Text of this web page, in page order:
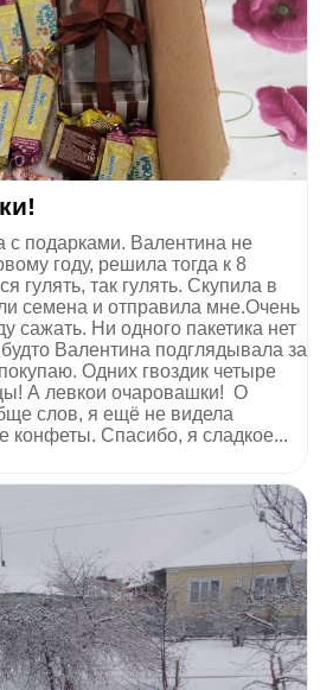
подарками. Валентина не
году, решила тогда к 8
гулять, так гулять. Скупила в
семена и отправила мне.Очень
сажать. Ни одного пакетика нет
будто Валентина подглядывала за
Одних гвоздик четыре
А левкои очаровашки! О
слов, я ещё не видела
конфеты. Спасибо, я сладкое...